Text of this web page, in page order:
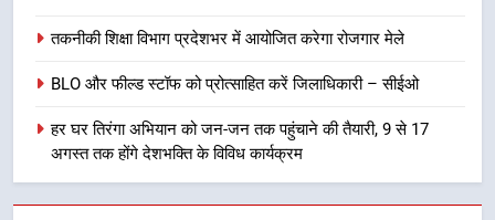
मुख्यमंत्री चौम्पियनशिप ट्रॉफी का मंच,
प्रतिभा का प्रदर्शन
विशेष स्वच्छता अभियान में डीएम एवं सचिव
तकनीकी शिक्षा विभाग प्रदेशभर में आयोजित करेगा रोजगार मेले
BLO और फील्ड स्टॉफ को प्रोत्साहित करें जिलाधिकारी – सीईओ
हर घर तिरंगा अभियान को जन-जन तक पहुंचाने की तैयारी, 9 से 17
अगस्त तक होंगे देशभक्ति के विविध कार्यक्रम